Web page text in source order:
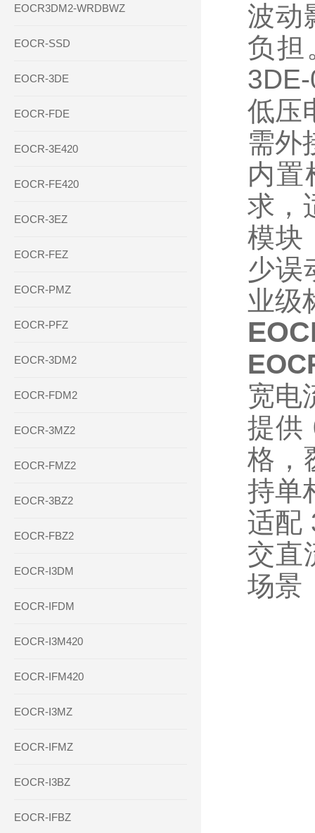
EOCR3DM2-WRDBWZ
EOCR-SSD
EOCR-3DE
EOCR-FDE
EOCR-3E420
EOCR-FE420
EOCR-3EZ
EOCR-FEZ
EOCR-PMZ
EOCR-PFZ
EOCR-3DM2
EOCR-FDM2
EOCR-3MZ2
EOCR-FMZ2
EOCR-3BZ2
EOCR-FBZ2
EOCR-I3DM
EOCR-IFDM
EOCR-I3M420
EOCR-IFM420
EOCR-I3MZ
EOCR-IFMZ
EOCR-I3BZ
EOCR-IFBZ
波动
负担
低压
需外
内置
求，
模块
少误
业级
宽电
提供
格，
持单
适配
交直
场景